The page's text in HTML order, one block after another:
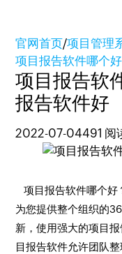
官网首页/项目管理
项目报告软件哪个
项目报告软
报告软件好
2022-07-04491 阅
项目报告软件哪个
为您提供整个组织的
新，使用强大的项目
目报告软件允许团队